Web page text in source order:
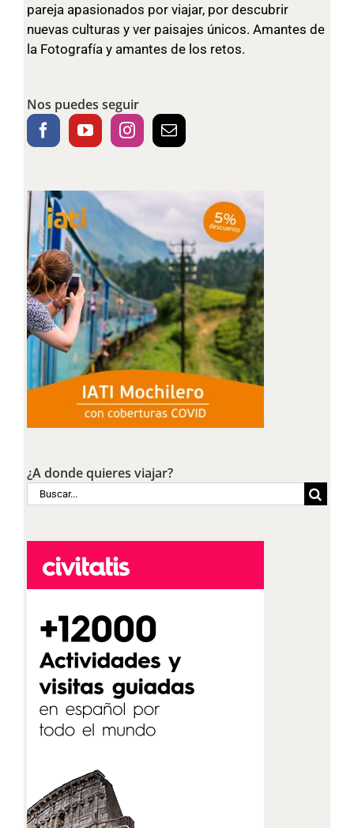
pareja apasionados por viajar, por descubrir
nuevas culturas y ver paisajes únicos. Amantes de
la Fotografía y amantes de los retos.
Nos puedes seguir
¿A donde quieres viajar?
Buscar: